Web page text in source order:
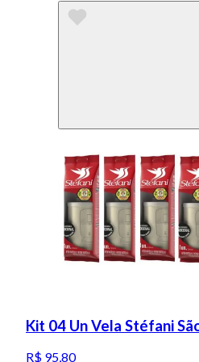
Kit 04 Un Vela Stéfani
R$ 95,80